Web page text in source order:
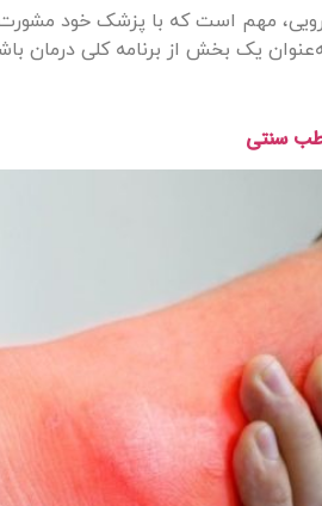
مهم است که با پزشک خود
یک بخش از برنامه کلی درمان
طب سنتی